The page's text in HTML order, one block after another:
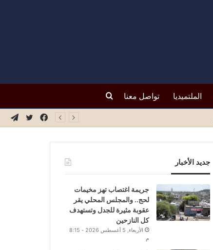
الملتميديا تواصل معنا بحث
تويتر
فيسبوك
جديد الأخبار
جريمة اغتصاب تهز مخيمات
لحج.. والمجلس المحلي يقر
عقوبة مثيرة للجدل وتستهدف
كل النازحين
الأربعاء, 5 أغسطس 2026 - 8:15
م